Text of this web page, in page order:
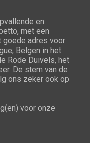
en
met een
goede adres voor
Belgen in het
Rode Duivels, het
De stem van de
ons zeker ook op
voor onze